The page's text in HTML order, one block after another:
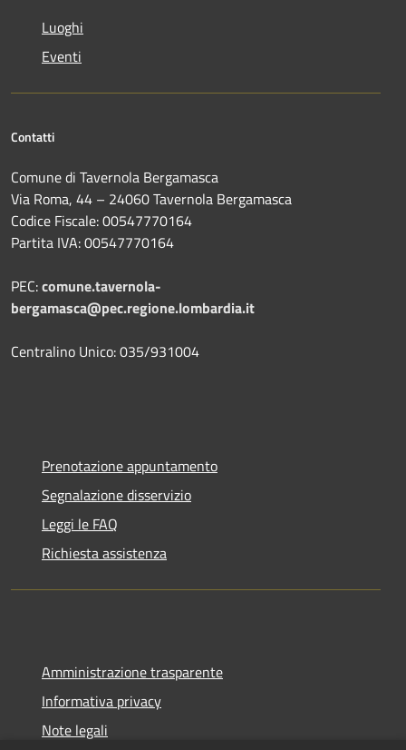
Luoghi
Eventi
Contatti
Comune di Tavernola Bergamasca
Via Roma, 44 – 24060 Tavernola Bergamasca
Codice Fiscale: 00547770164
Partita IVA: 00547770164
PEC:comune.tavernola-
bergamasca@pec.regione.lombardia.it
Centralino Unico: 035/931004
Prenotazione appuntamento
Segnalazione disservizio
Leggi le FAQ
Richiesta assistenza
Amministrazione trasparente
Informativa privacy
Note legali